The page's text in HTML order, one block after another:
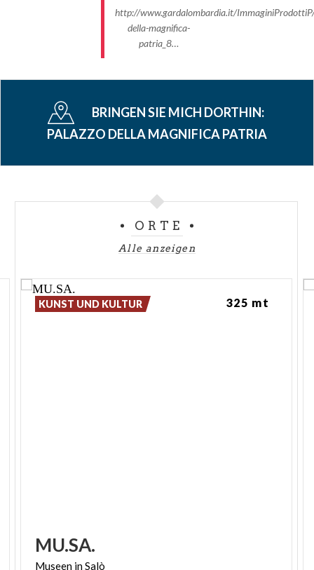
http://www.gardalombardia.it/
della-magnifica-
patria_8…
BRINGEN SIE MICH DORTHIN:
PALAZZO DELLA MAGNIFICA PATRIA
ORTE
Alle anzeigen
MU.SA.
Museen inSalò
KUNST UND KULTUR 325 mt